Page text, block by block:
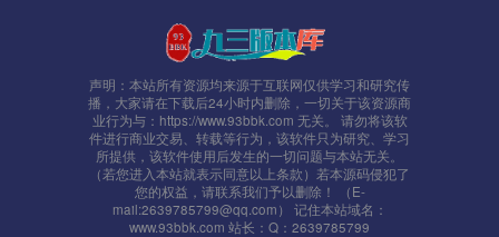
声明：本站所有资源均来源于互联网仅供学习和研究传
播，大家请在下载后24小时内删除，一切关于该资源商
业行为与：https://www.93bbk.com 无关。 请勿将该软
件进行商业交易、转载等行为，该软件只为研究、学习
所提供，该软件使用后发生的一切问题与本站无关。
（若您进入本站就表示同意以上条款）若本源码侵犯了
您的权益，请联系我们予以删除！ （E-
mail:2639785799@qq.com） 记住本站域名：
www.93bbk.com 站长：Q：2639785799